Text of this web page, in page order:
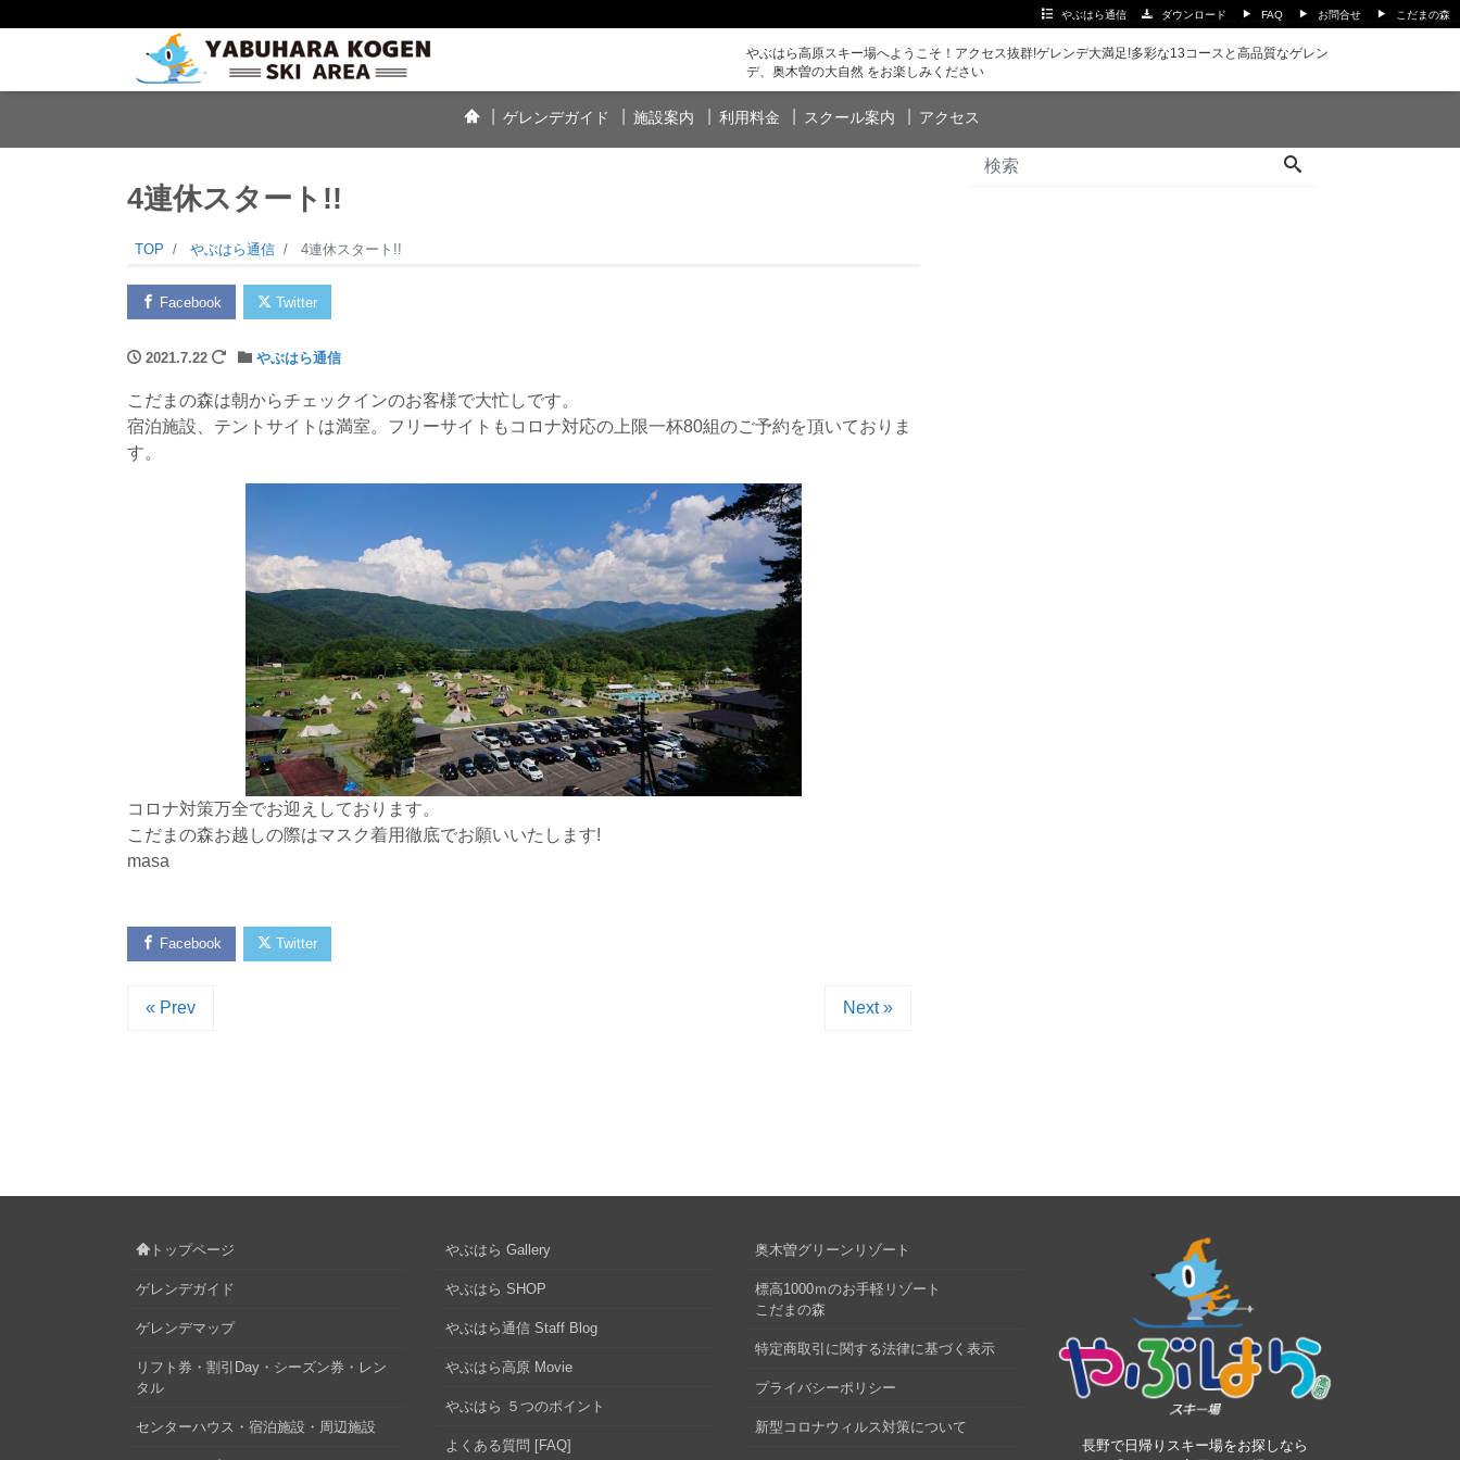
やぶはら通信 ダウンロード FAQ お問合せ こだまの森
やぶはら高原スキー場へようこそ！アクセス抜群!ゲレンデ大満足!多彩な13コースと高品質なゲレン
デ、奥木曽の大自然 をお楽しみください
ゲレンデガイド 施設案内 利用料金 スクール案内 アクセス
4連休スタート!!
TOP やぶはら通信 4連休スタート!!
Facebook Twitter
2021.7.22 やぶはら通信
こだまの森は朝からチェックインのお客様で大忙しです。
宿泊施設、テントサイトは満室。フリーサイトもコロナ対応の上限一杯80組のご予約を頂いておりま
す。
コロナ対策万全でお迎えしております。
こだまの森お越しの際はマスク着用徹底でお願いいたします!
masa
Facebook Twitter
« Prev Next »
トップページ
ゲレンデガイド
ゲレンデマップ
リフト券・割引Day・シーズン券・レン
タル
センターハウス・宿泊施設・周辺施設
やぶはら Gallery
やぶはら SHOP
やぶはら通信 Staff Blog
やぶはら高原 Movie
やぶはら ５つのポイント
よくある質問 [FAQ]
奥木曽グリーンリゾート
標高1000ｍのお手軽リゾート
こだまの森
特定商取引に関する法律に基づく表示
プライバシーポリシー
新型コロナウィルス対策について
長野で日帰りスキー場をお探しなら